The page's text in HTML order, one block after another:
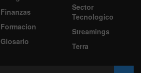
Finanzas
Formacion
Glosario
Sector
Tecnologico
Streamings
Terra